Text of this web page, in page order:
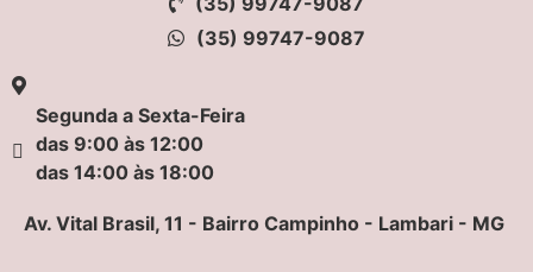
(35) 99747-9087
Segunda a Sexta-Feira
das 9:00 às 12:00
das 14:00 às 18:00
Av. Vital Brasil, 11 - Bairro Campinho - Lambari - MG